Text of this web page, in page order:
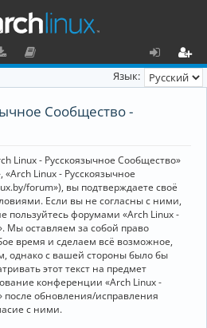
н
та
ц
и
я
х
ег
Язык:
Сообщество -
Linux - Русскоязычное Сообщество»
Linux - Русскоязычное
forum»), вы подтверждаете своё
Если вы не согласны с ними,
пользуйтесь форумами «Arch Linux -
Мы оставляем за собой право
время и сделаем всё возможное,
однако с вашей стороны было бы
этот текст на предмет
конференции «Arch Linux -
после обновления/исправления
с ними.